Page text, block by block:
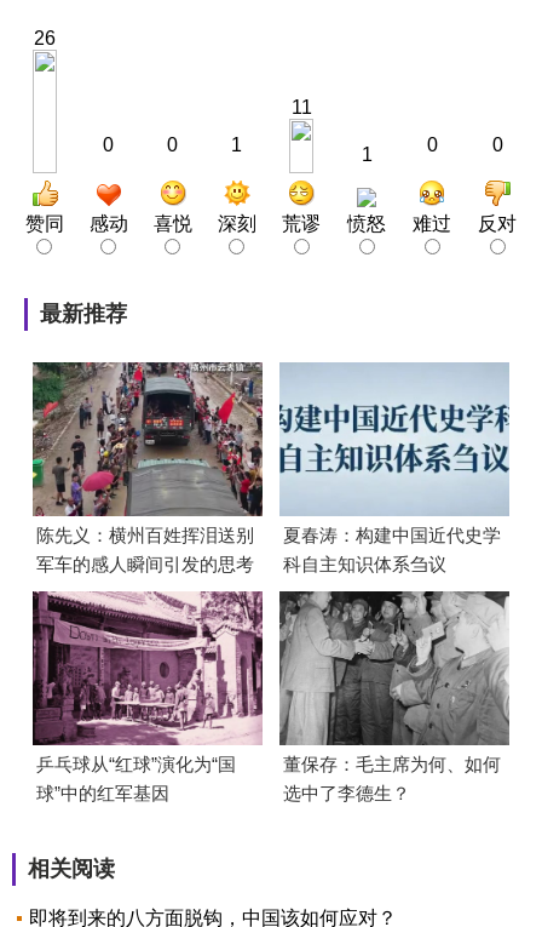
26
赞同
0
感动
0
喜悦
1
深刻
11
荒谬
1
愤怒
0
难过
0
反对
最新推荐
陈先义：横州百姓挥泪送别
军车的感人瞬间引发的思考
夏春涛：构建中国近代史学
科自主知识体系刍议
乒乓球从“红球”演化为“国
球”中的红军基因
董保存：毛主席为何、如何
选中了李德生？
相关阅读
即将到来的八方面脱钩，中国该如何应对？